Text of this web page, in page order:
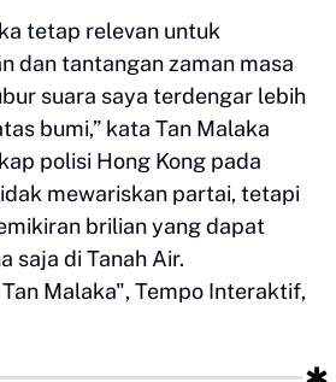
tetap relevan untuk
dan tantangan zaman masa
suara saya terdengar lebih
bumi,” kata Tan Malaka
polisi Hong Kong pada
mewariskan partai, tetapi
brilian yang dapat
saja di Tanah Air.
Malaka", Tempo Interaktif,